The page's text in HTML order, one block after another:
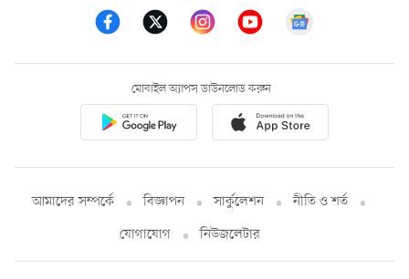
মোবাইল অ্যাপস ডাউনলোড করুন
আমাদের সম্পর্কে বিজ্ঞাপন সার্কুলেশন
নীতি ও শর্ত
যোগাযোগ
নিউজলেটার